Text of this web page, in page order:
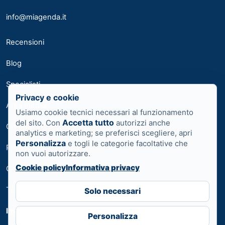
info@miagenda.it
Recensioni
Blog
Specialisti
Area medici
Contatti
Privacy
Cookie
Termini
Impostazioni cookie
Privacy e cookie
Usiamo cookie tecnici necessari al funzionamento
del sito. Con Accetta tutto autorizzi anche
analytics e marketing; se preferisci scegliere, apri
Personalizza e togli le categorie facoltative che
non vuoi autorizzare.
Cookie policyInformativa privacy
Solo necessari
Personalizza